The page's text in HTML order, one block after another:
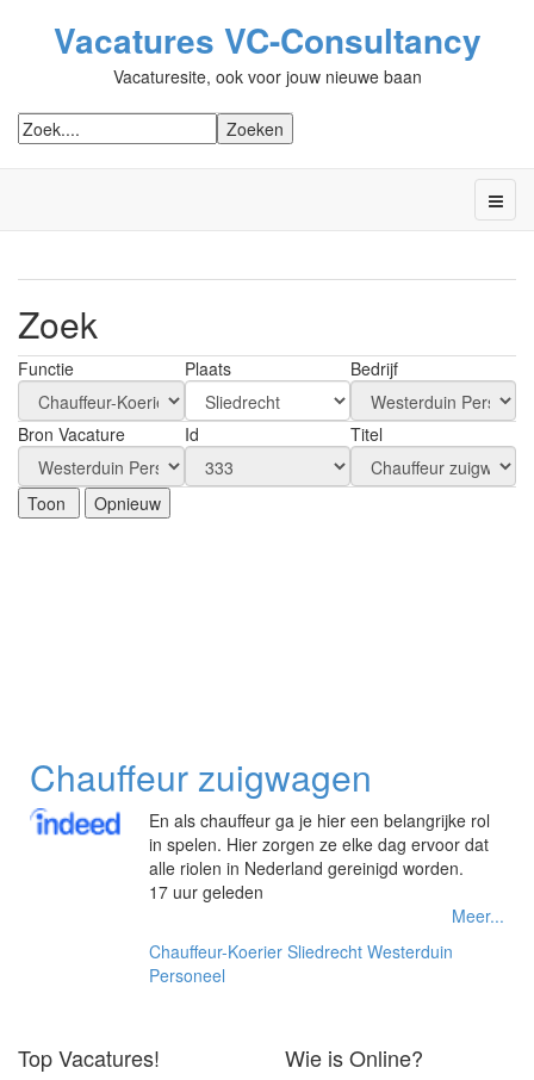
Vacatures VC-Consultancy
Vacaturesite, ook voor jouw nieuwe baan
Zoek
Functie Plaats Bedrijf
Bron Vacature Id Titel
Chauffeur zuigwagen
En als chauffeur ga je hier een belangrijke rol
in spelen. Hier zorgen ze elke dag ervoor dat
alle riolen in Nederland gereinigd worden.
17 uur geleden
Meer...
Chauffeur-Koerier Sliedrecht Westerduin
Personeel
Top Vacatures! Wie is Online?